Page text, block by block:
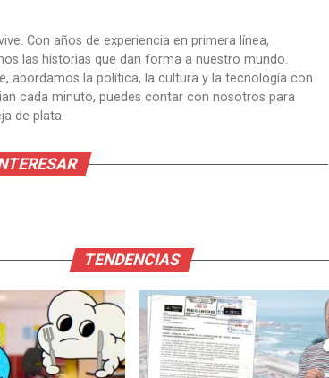
Con años de experiencia en primera línea,
las historias que dan forma a nuestro mundo.
abordamos la política, la cultura y la tecnología con
cada minuto, puedes contar con nosotros para
de plata.
TENDENCIAS